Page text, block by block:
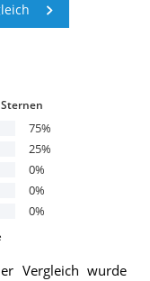
75%
25%
0%
0%
0%
Vergleich wurde